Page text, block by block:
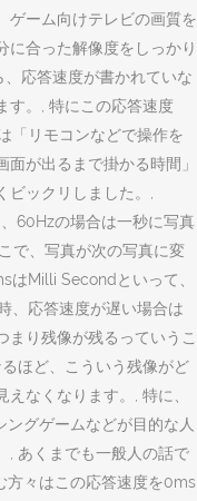
ゲーム向けテレビの画質を
に合った解像度をしっかり
、応答速度が書かれていな
す。, 特にこの応答速度
「リモコンなどで操作を
が出るまで掛かる時間」
ックリしました。,
60Hzの場合は一秒に写真
で、写真が次の写真に変
はMilli Secondといって、
、応答速度が遅い場合は
まり残像が残るっていうこ
ほど、こういう残像がど
なくなります。, 特に、
グゲームなどが目的な人
, あくまでも一般人の話で
方々はこの応答速度を0ms